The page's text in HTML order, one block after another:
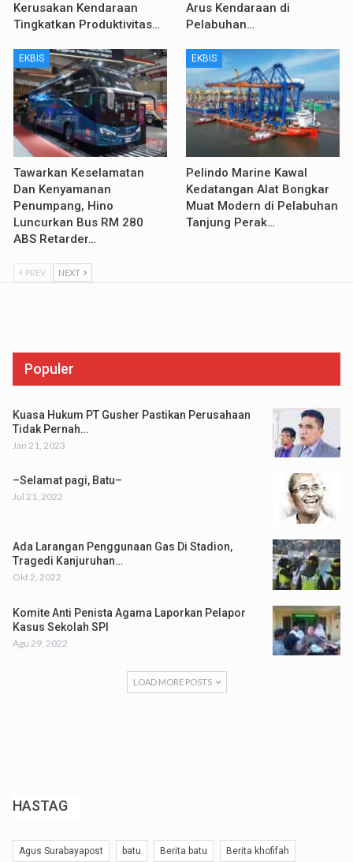
Kerusakan Kendaraan
Tingkatkan Produktivitas…
Arus Kendaraan di
Pelabuhan…
EKBIS
Tawarkan Keselamatan
Dan Kenyamanan
Penumpang, Hino
Luncurkan Bus RM 280
ABS Retarder…
EKBIS
Pelindo Marine Kawal
Kedatangan Alat Bongkar
Muat Modern di Pelabuhan
Tanjung Perak…
PREV NEXT
Populer
Kuasa Hukum PT Gusher Pastikan Perusahaan
Tidak Pernah…
Jan 21, 2023
–Selamat pagi, Batu–
Jul 21, 2022
Ada Larangan Penggunaan Gas Di Stadion,
Tragedi Kanjuruhan…
Okt 2, 2022
Komite Anti Penista Agama Laporkan Pelapor
Kasus Sekolah SPI
Agu 29, 2022
LOAD MORE POSTS
HASTAG
Agus Surabayapost batu Berita batu Berita khofifah